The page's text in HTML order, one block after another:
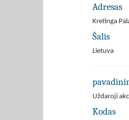
Adresas
Kretinga
Šalis
Lietuva
Uždaroji
Kodas